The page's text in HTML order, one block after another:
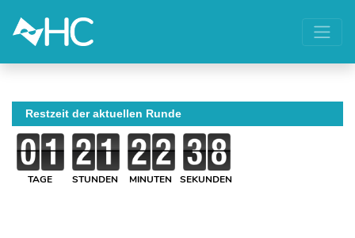
Restzeit der aktuellen Runde
TAGE STUNDEN MINUTEN SEKUNDEN